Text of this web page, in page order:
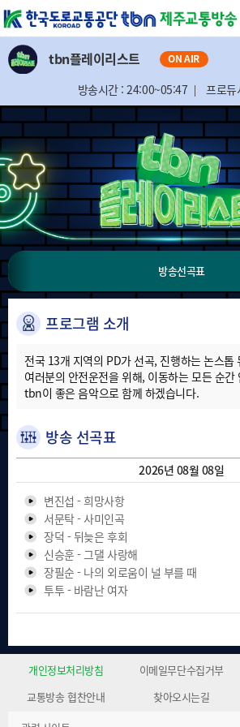
tbn플레이리스트 ON AIR
방송시간 : 24:00~05:47 프로듀
방송선곡표
프로그램 소개
전국 13개 지역의 PD가 선곡, 진행하는 논스톱
여러분의 안전운전을 위해, 이동하는 모든 순
tbn이 좋은 음악으로 함께 하겠습니다.
방송 선곡표
2026년 08월 08일
변진섭 - 희망사항
서문탁 - 사미인곡
장덕 - 뒤늦은 후회
신승훈 - 그댈 사랑해
장필순 - 나의 외로움이 널 부를 때
투투 - 바람난 여자
Whitney Houston - Greatest Love of All
John Denver - Annie’s Song
안성훈 - 돌릴 수 없는 세월
마이진 - 옹이
개인정보처리방침 이메일무단수집거부
교통방송 협찬안내
찾아오시는길